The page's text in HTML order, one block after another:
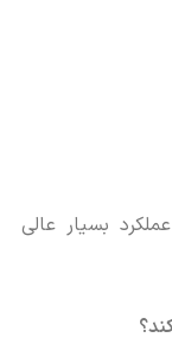
کاملاً. پردازنده Ultra 9 و RTX 5070 Ti عملکرد بسیار عالی